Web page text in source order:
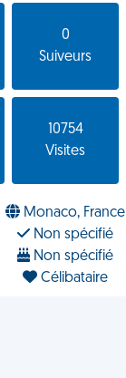
0
Suiveurs
10754
Visites
Monaco, France
Non spécifié
Non spécifié
Célibataire